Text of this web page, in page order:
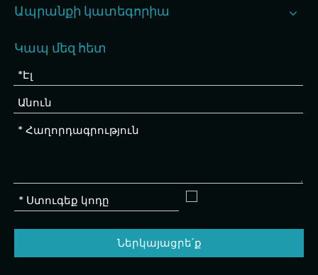
Ապրանքի կատեգորիա
Կապ մեզ հետ
Ներկայացրե՛ք